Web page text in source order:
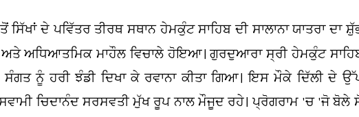
ਦੇ ਪਵਿੱਤਰ ਤੀਰਥ ਸਥਾਨ ਹੇਮਕੁੰਟ ਸਾਹਿਬ ਦੀ ਸਾਲਾਨਾ ਯਾਤਰਾ ਦਾ
ਅਧਿਆਤਮਿਕ ਮਾਹੌਲ ਵਿਚਾਲੇ ਹੋਇਆ। ਗੁਰਦੁਆਰਾ ਸ੍ਰੀ ਹੇਮਕੁੰਟ
ਨੂੰ ਹਰੀ ਝੰਡੀ ਦਿਖਾ ਕੇ ਰਵਾਨਾ ਕੀਤਾ ਗਿਆ। ਇਸ ਮੌਕੇ ਦਿੱਲੀ ਦੇ
ਚਿਦਾਨੰਦ ਸਰਸਵਤੀ ਮੁੱਖ ਰੂਪ ਨਾਲ ਮੌਜੂਦ ਰਹੇ। ਪ੍ਰੋਗਰਾਮ 'ਚ 'ਜੋ ਬੋਲੇ